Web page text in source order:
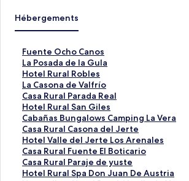
Hébergements
Fuente Ocho Canos
L
i
e
n
o
u
v
r
a
n
t
l
La Posada de la Gula
L
i
e
n
o
u
v
r
a
n
t
Hotel Rural Robles
L
i
e
n
o
u
v
r
a
n
La Casona de Valfrío
L
i
e
n
o
u
v
r
a
Casa Rural Parada Real
L
i
e
n
o
u
v
r
Hotel Rural San Giles
L
i
e
n
o
u
v
Cabañas Bungalows Camping La Vera
L
i
e
n
o
u
Casa Rural Casona del Jerte
L
i
e
n
o
Hotel Valle del Jerte Los Arenales
L
i
e
n
Casa Rural Fuente El Boticario
L
i
e
Casa Rural Paraje de yuste
L
iHotel Rural Spa Don Juan De Austria
L